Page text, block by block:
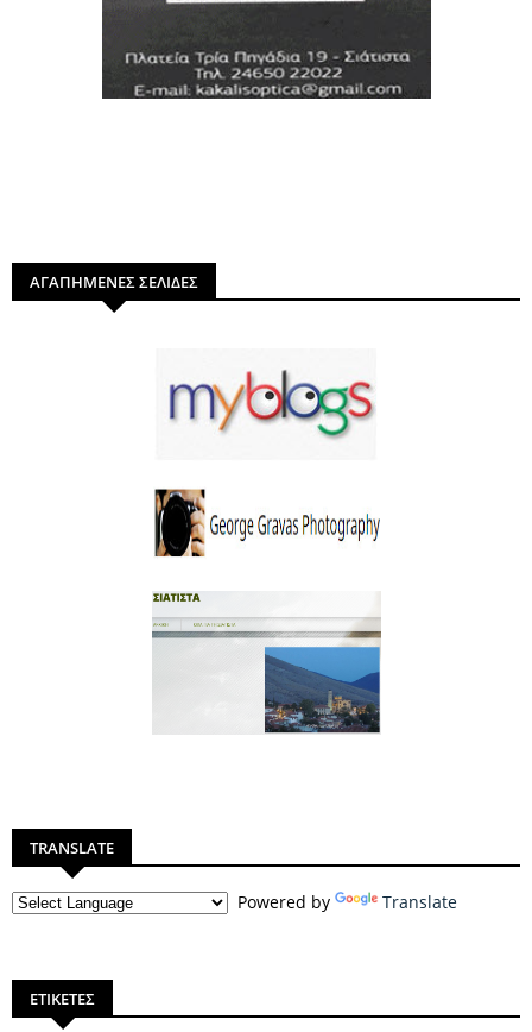
ΑΓΑΠΗΜΕΝΕΣ ΣΕΛΙΔΕΣ
TRANSLATE
Powered by Translate
ΕΤΙΚΕΤΕΣ